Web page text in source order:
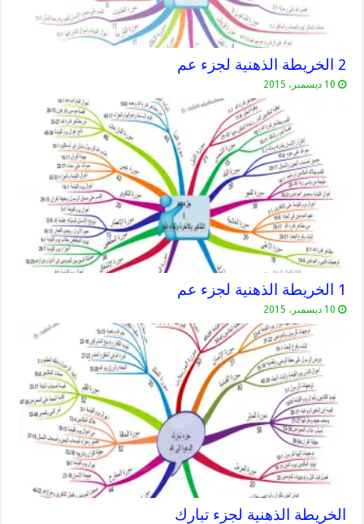
2 الخريطة الذهنية لجزء عم
10 ديسمبر، 2015
1 الخريطة الذهنية لجزء عم
10 ديسمبر، 2015
الخريطة الذهنية لجزء تبارك